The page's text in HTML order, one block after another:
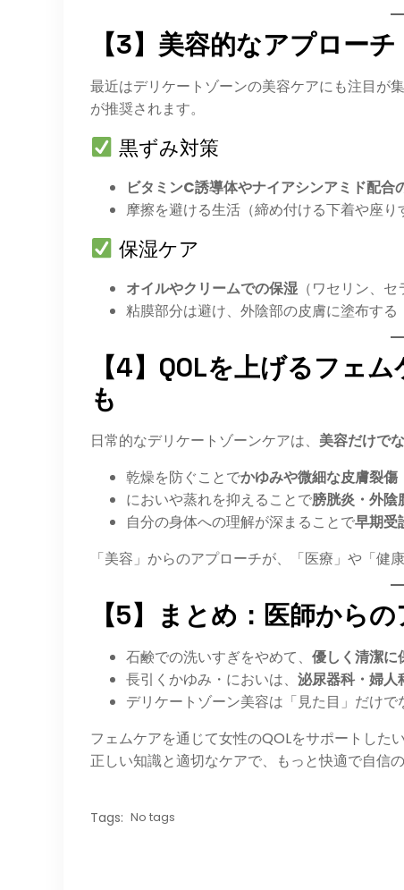
【3】美容的なアプロー
最近はデリケートゾーンの美容ケアにも注目が
が推奨されます。
黒ずみ対策
ビタミンC誘導体やナイアシンアミド配合
摩擦を避ける生活（締め付ける下着や座り
保湿ケア
オイルやクリームでの保湿 （ワセリン、
粘膜部分は避け、外陰部の皮膚に塗布する
【4】QOLを上げるフェ
も
日常的なデリケートゾーンケアは、 美容だけで
乾燥を防ぐことでかゆみや微細な皮膚裂
においや蒸れを抑えることで膀胱炎・外陰
自分の身体への理解が深まることで早期受
「美容」からのアプローチが、「医療」や「健
【5】まとめ：医師から
石鹸での洗いすぎをやめて、 優しく清潔に
長引くかゆみ・においは、 泌尿器科・婦人
デリケートゾーン美容は「見た目」だけで
フェムケアを通じて女性のQOLをサポートした
正しい知識と適切なケアで、もっと快適で自信
Tags: No tags